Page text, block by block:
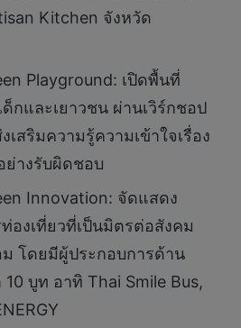
Kitchen จังหวัด
Playground: เปิดพื้นที่
ด็กและเยาวชน ผ่านเวิร์กชอป
เสริมความรู้ความเข้าใจเรื่อง
ย่างรับผิดชอบ
Innovation: จัดแสดง
องเที่ยวที่เป็นมิตรต่อสังคม
โดยมีผู้ประกอบการด้าน
บูท อาทิ Thai Smile Bus,